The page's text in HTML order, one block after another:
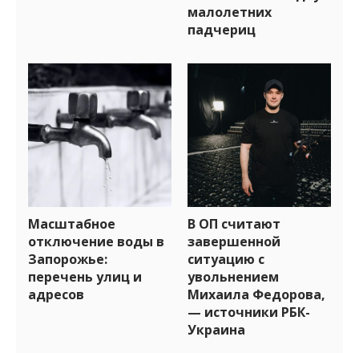
малолетних
падчериц
Масштабное
отключение воды в
Запорожье:
перечень улиц и
адресов
В ОП считают
завершенной
ситуацию с
увольнением
Михаила Федорова,
— источники РБК-
Украина